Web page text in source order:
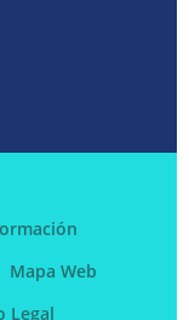
Mapa Web
Legal